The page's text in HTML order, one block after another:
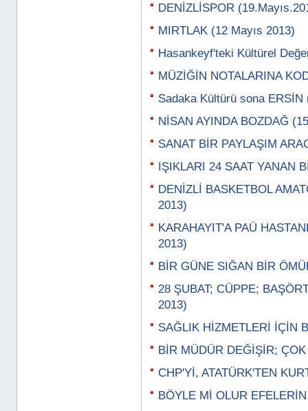
DENİZLİSPOR
MIRTLAK (12 Mayıs 2013)
Hasankeyf'teki Kültürel
MÜZİĞİN NOTALARINA
Sadaka Kültürü sona
NİSAN AYINDA BOZDAĞ
SANAT BİR PAYLAŞIM
IŞIKLARI 24 SAAT YANAN
DENİZLİ BASKETBOL
2013)
KARAHAYIT'A PAÜ
2013)
BİR GÜNE SIĞAN BİR
28 ŞUBAT; CÜPPE;
2013)
SAĞLIK HİZMETLERİ İÇİN
BİR MÜDÜR DEĞİŞİR;
CHP'Yİ, ATATÜRK'TEN
BÖYLE Mİ OLUR